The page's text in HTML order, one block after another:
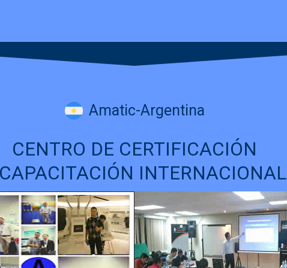
Amatic-Argentina
CENTRO DE CERTIFICACIÓN
INTERNACIONAL